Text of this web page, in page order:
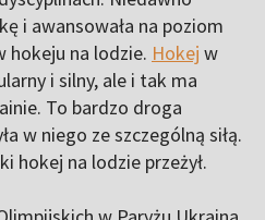
i awansowała na poziom
hokeju na lodzie. Hokej w
i silny, ale i tak ma
To bardzo droga
w niego ze szczególną siłą.
hokej na lodzie przeżył.